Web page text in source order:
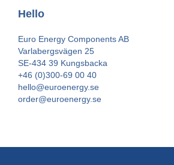
Hello
Euro Energy Components AB
Varlabergsvägen 25
SE-434 39 Kungsbacka
+46 (0)300-69 00 40
hello@euroenergy.se
order@euroenergy.se